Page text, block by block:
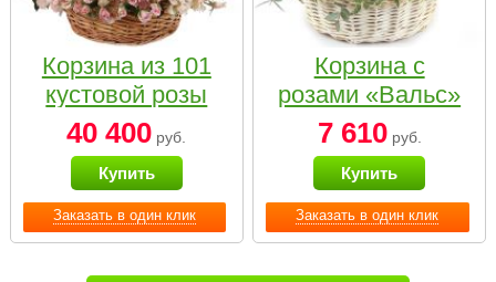
Заказать в один клик
Корзина из 101
кустовой розы
нежных тонов
40 400 руб.
Купить
Заказать в один клик
Корзина с
розами «Вальс»
7 610руб.
Купить